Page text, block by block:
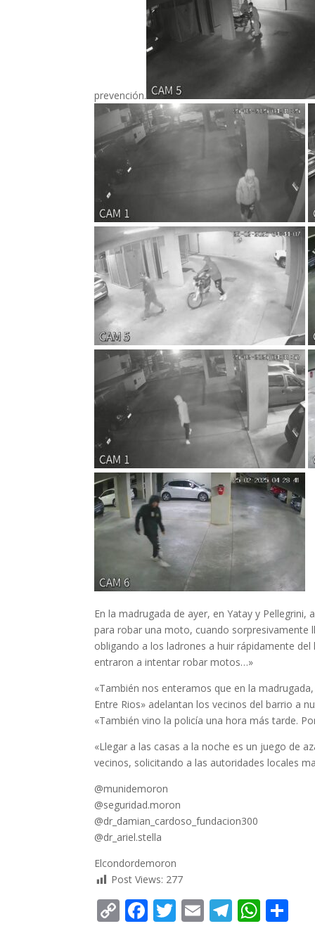
prevención.
En la madrugada de ayer, en Yatay y
para robar una moto, cuando sorpresivamente
obligando a los ladrones a huir rápidamente
entraron a intentar robar motos…»
«También nos enteramos que en la
Entre Rios» adelantan los vecinos del barrio a
«También vino la policía una hora más tarde.
«Llegar a las casas a la noche es un juego de
vecinos, solicitando a las autoridades locales
@munidemoron
@seguridad.moron
@dr_damian_cardoso_fundacion300
@dr_ariel.stella
Elcondordemoron
Post Views: 277
C
o
F
ac
T
w
E
m
T
el
W
h